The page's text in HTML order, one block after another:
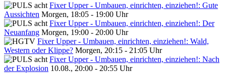
Fixer Upper - Umbauen, einrichten, einziehen!: Gute
Aussichten Morgen, 18:05 - 19:00 Uhr
Fixer Upper - Umbauen, einrichten, einziehen!: Der
Neuanfang Morgen, 19:00 - 20:00 Uhr
Fixer Upper - Umbauen, einrichten, einziehen!: Wald,
Western oder Klippe? Morgen, 20:15 - 21:05 Uhr
Fixer Upper - Umbauen, einrichten, einziehen!: Nach
der Explosion 10.08., 20:00 - 20:55 Uhr